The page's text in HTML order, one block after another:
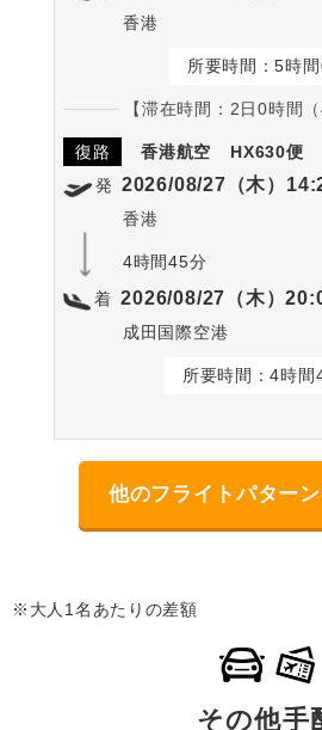
香港
所要時間：5時
【滞在時間：2日0時間
復路 香港航空
HX630便
発 2026/08/27（木）
香港
4時間45分
着 2026/08/27（木）
成田国際空港
所要時間：4時間
他のフライトパター
※大人1名あたりの差額
その他手